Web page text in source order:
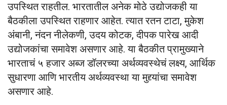
उपस्थित राहतील. भारतातील अनेक मोठे उद्योजकही या
बैठकीला उपस्थित राहणार आहेत. त्यात रतन टाटा, मुकेश
अंबानी, नंदन नीलेकणी, उदय कोटक, दीपक पारेख आदी
उद्योजकांचा समावेश असणार आहे. या बैठकीत प्रामुख्याने
भारताचं ५ हजार अब्ज डॉलरच्या अर्थव्यवस्थेचं लक्ष्य, आर्थिक
सुधारणा आणि भारतीय अर्थव्यवस्था या मुद्द्यांचा समावेश
असणार आहे.